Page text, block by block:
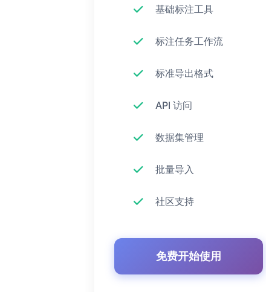
基础标注工具
标注任务工作流
标准导出格式
API 访问
数据集管理
批量导入
社区支持
免费开始使用